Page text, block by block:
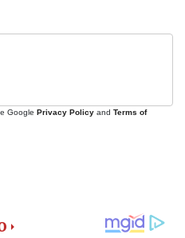
Google Privacy Policy and Terms of